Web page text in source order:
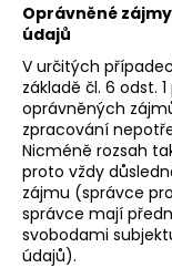
Oprávněné
údajů
V určitých
základě čl. 6 odst.
oprávněných
zpracování
Nicméně rozsah
proto vždy
zájmu (správce
správce mají
svobodami
údajů).